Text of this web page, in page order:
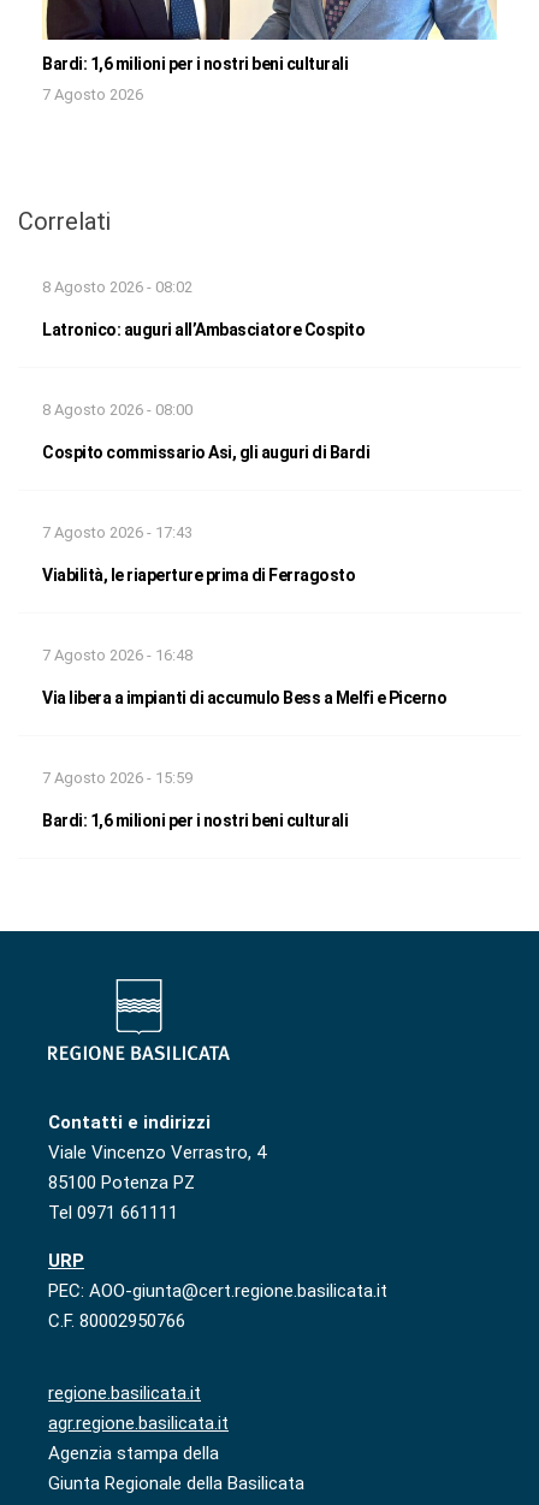
Bardi: 1,6 milioni per i nostri beni culturali
7 Agosto 2026
Correlati
8 Agosto 2026 - 08:02
Latronico: auguri all’Ambasciatore Cospito
8 Agosto 2026 - 08:00
Cospito commissario Asi, gli auguri di Bardi
7 Agosto 2026 - 17:43
Viabilità, le riaperture prima di Ferragosto
7 Agosto 2026 - 16:48
Via libera a impianti di accumulo Bess a Melfi e Picerno
7 Agosto 2026 - 15:59
Bardi: 1,6 milioni per i nostri beni culturali
Contatti e indirizzi
Viale Vincenzo Verrastro, 4
85100 Potenza PZ
Tel 0971 661111
URP
PEC: AOO-giunta@cert.regione.basilicata.it
C.F. 80002950766
regione.basilicata.it
agr.regione.basilicata.it
Agenzia stampa della
Giunta Regionale della Basilicata